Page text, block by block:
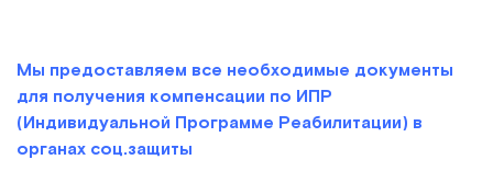
Мы предоставляем все необходимые документы
для получения компенсации по ИПР
(Индивидуальной Программе Реабилитации) в
органах соц.защиты